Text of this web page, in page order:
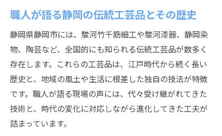
後継者にもおすすめ静岡市の職人学び最新
情報
静岡市で叶える職人への第一歩を応援
静岡市で職人を目指す方への応援ポイント
職人志望者の夢を支える静岡市のサポート
制度
静岡市の職人学び環境がキャリアを後押し
静岡市の職人学びで叶える新しい自分の発
職人が語る静岡の伝統工芸品とその歴史
静岡県静岡市には、駿河竹千筋細工や駿河漆器、静岡染
物、陶芸など、全国的にも知られる伝統工芸品が数多く
存在します。これらの工芸品は、江戸時代から続く長い
歴史と、地域の風土や生活に根差した独自の技法が特徴
です。職人が語る現場の声には、代々受け継がれてきた
技術と、時代の変化に対応しながら進化してきた工夫が
詰まっています。